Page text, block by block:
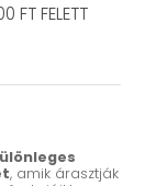
FT FELETT
, amik árasztják